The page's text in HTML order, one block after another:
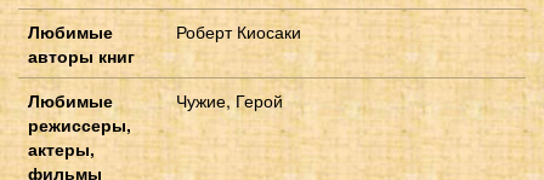
Любимые
авторы книг
Роберт Киосаки
Любимые
режиссеры,
актеры,
фильмы
Чужие, Герой